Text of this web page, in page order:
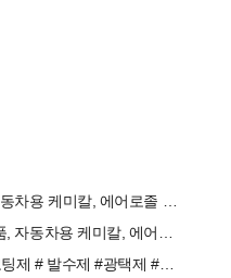
#세정제 # 코팅제 # 발수제 #광택제 #윤활제 # 탈취제 # 방향제